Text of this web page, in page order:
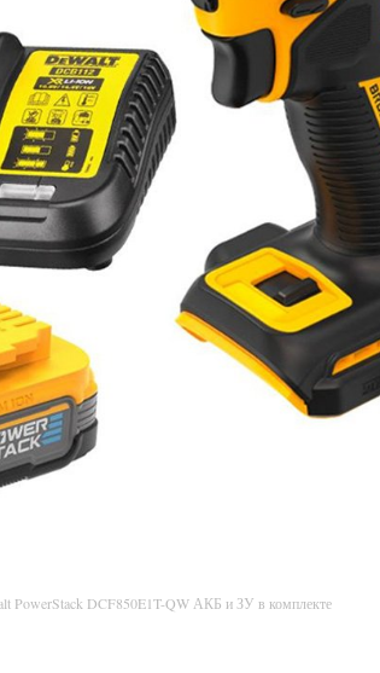
PowerStack DCF850E1T-QW АКБ и ЗУ в комплекте